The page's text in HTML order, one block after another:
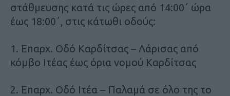
στάθμευσης κατά τις ώρες από 14:00΄ ώρα
έως 18:00΄, στις κάτωθι οδούς:
1. Επαρχ. Οδό Καρδίτσας – Λάρισας από
κόμβο Ιτέας έως όρια νομού Καρδίτσας
2. Επαρχ. Οδό Ιτέα – Παλαμά σε όλο της το